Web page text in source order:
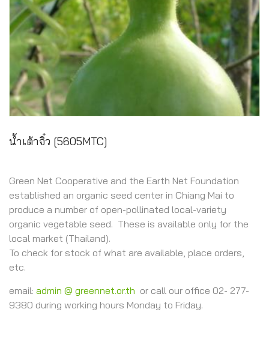
น้ำเต้าจิ๋ว [5605MTC]
Green Net Cooperative and the Earth Net Foundation
established an organic seed center in Chiang Mai to
produce a number of open-pollinated local-variety
organic vegetable seed. These is available only for the
local market (Thailand).
To check for stock of what are available, place orders,
etc.
email: admin @ greennet.or.th or call our office 02- 277-
9380 during working hours Monday to Friday.